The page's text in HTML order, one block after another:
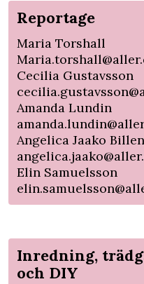
Reportage
Maria Torshall
Cecilia Gustavsson
Amanda Lundin
Angelica Jaako
Elin Samuelsson
Inredning,
och DIY